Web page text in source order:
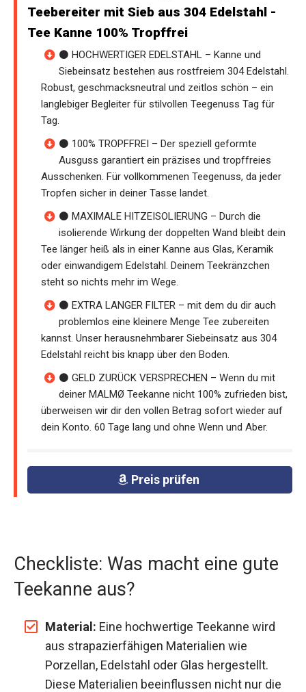
Teebereiter mit Sieb aus 304 Edelstahl -
Tee Kanne 100% Tropffrei
⚫ HOCHWERTIGER EDELSTAHL – Kanne und
Siebeinsatz bestehen aus rostfreiem 304 Edelstahl.
Robust, geschmacksneutral und zeitlos schön – ein
langlebiger Begleiter für stilvollen Teegenuss Tag für
Tag.
⚫ 100% TROPFFREI – Der speziell geformte
Ausguss garantiert ein präzises und tropffreies
Ausschenken. Für vollkommenen Teegenuss, da jeder
Tropfen sicher in deiner Tasse landet.
⚫ MAXIMALE HITZEISOLIERUNG – Durch die
isolierende Wirkung der doppelten Wand bleibt dein
Tee länger heiß als in einer Kanne aus Glas, Keramik
oder einwandigem Edelstahl. Deinem Teekränzchen
steht so nichts mehr im Wege.
⚫ EXTRA LANGER FILTER – mit dem du dir auch
problemlos eine kleinere Menge Tee zubereiten
kannst. Unser herausnehmbarer Siebeinsatz aus 304
Edelstahl reicht bis knapp über den Boden.
⚫ GELD ZURÜCK VERSPRECHEN – Wenn du mit
deiner MALMØ Teekanne nicht 100% zufrieden bist,
überweisen wir dir den vollen Betrag sofort wieder auf
dein Konto. 60 Tage lang und ohne Wenn und Aber.
Preis prüfen
Checkliste: Was macht eine gute
Teekanne aus?
Material: Eine hochwertige Teekanne wird
aus strapazierfähigen Materialien wie
Porzellan, Edelstahl oder Glas hergestellt.
Diese Materialien beeinflussen nicht nur die